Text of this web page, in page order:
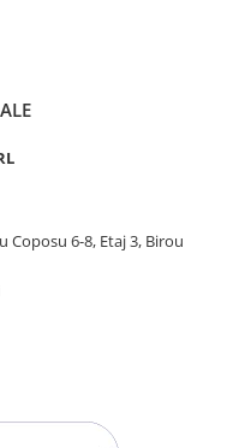
Coposu 6-8, Etaj 3, Birou